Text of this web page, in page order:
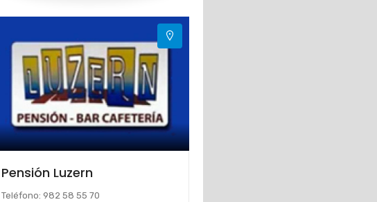
Pensión Luzern
Teléfono: 982 58 55 70